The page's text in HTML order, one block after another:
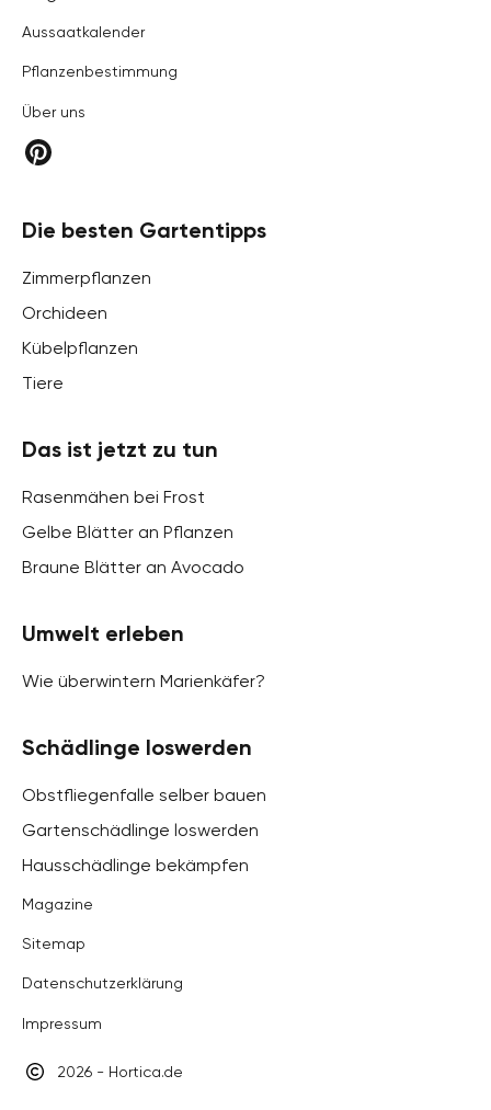
Aussaatkalender
Pflanzenbestimmung
Über uns
Die besten Gartentipps
Zimmerpflanzen
Orchideen
Kübelpflanzen
Tiere
Das ist jetzt zu tun
Rasenmähen bei Frost
Gelbe Blätter an Pflanzen
Braune Blätter an Avocado
Umwelt erleben
Wie überwintern Marienkäfer?
Schädlinge loswerden
Obstfliegenfalle selber bauen
Gartenschädlinge loswerden
Hausschädlinge bekämpfen
Magazine
Sitemap
Datenschutzerklärung
Impressum
2026 - Hortica.de